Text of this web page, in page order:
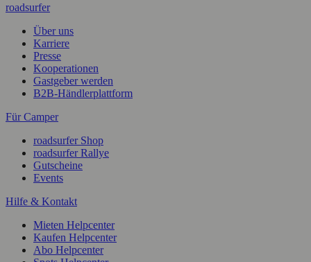
roadsurfer
Über uns
Karriere
Presse
Kooperationen
Gastgeber werden
B2B-Händlerplattform
Für Camper
roadsurfer Shop
roadsurfer Rallye
Gutscheine
Events
Hilfe & Kontakt
Mieten Helpcenter
Kaufen Helpcenter
Abo Helpcenter